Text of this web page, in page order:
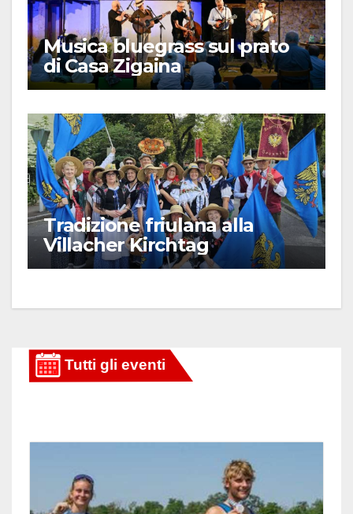
Musica bluegrass sul prato
di Casa Zigaina
Tradizione friulana alla
Villacher Kirchtag